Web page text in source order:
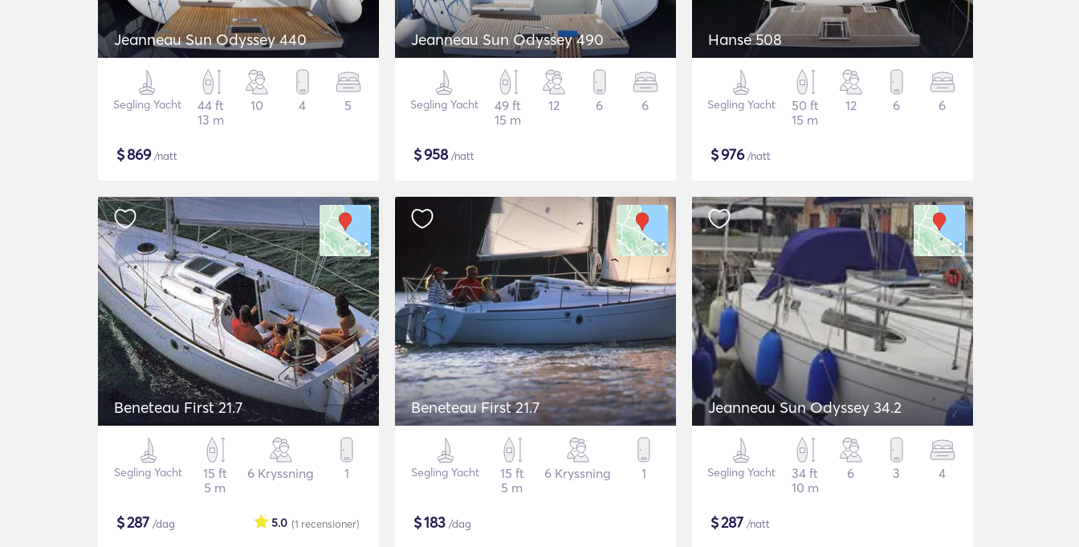
Jeanneau Sun Odyssey 440
Segling Yacht
44 ft
13 m
10 4 5
$869/natt
Jeanneau Sun Odyssey 490
Segling Yacht
49 ft
15 m
12 6 6
$958/natt
Hanse 508
Segling Yacht
50 ft
15 m
12 6 6
$976/natt
Beneteau First 21.7
Segling Yacht
15 ft
5 m
6 Kryssning 1
$287 /dag (1 recensioner)
5.0
Beneteau First 21.7
Segling Yacht
15 ft
5 m
6 Kryssning 1
$183 /dag
Jeanneau Sun Odyssey 34.2
Segling Yacht
34 ft
10 m
6 3 4
$287 /natt